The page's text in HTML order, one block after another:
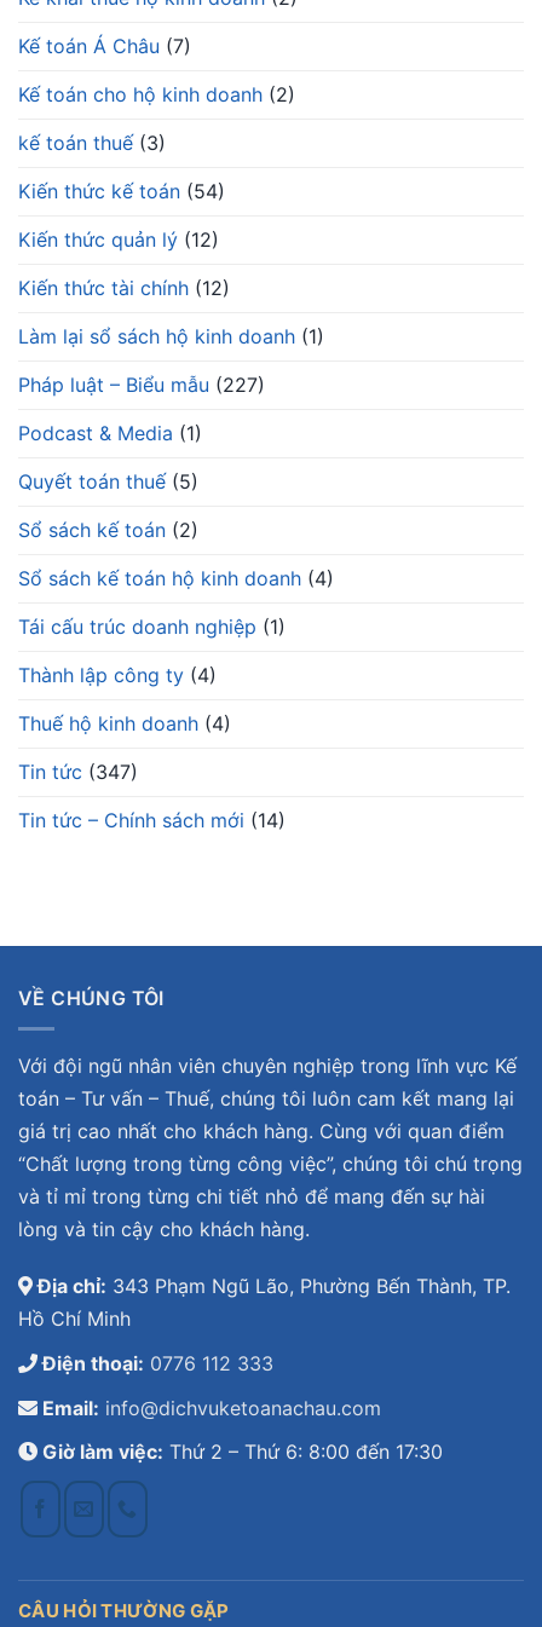
Kế toán Á Châu (7)
Kế toán cho hộ kinh doanh (2)
kế toán thuế(3)
Kiến thức kế toán (54)
Kiến thức quản lý (12)
Kiến thức tài chính (12)
Làm lại sổ sách hộ kinh doanh (1)
Pháp luật – Biểu mẫu (227)
Podcast & Media (1)
Quyết toán thuế(5)
Sổ sách kế toán (2)
Sổ sách kế toán hộ kinh doanh (4)
Tái cấu trúc doanh nghiệp (1)
Thành lập công ty (4)
Thuế hộ kinh doanh (4)
Tin tức (347)
Tin tức – Chính sách mới (14)
VỀ CHÚNG TÔI
Với đội ngũ nhân viên chuyên nghiệp trong lĩnh vực Kế
toán – Tư vấn – Thuế, chúng tôi luôn cam kết mang lại
giá trị cao nhất cho khách hàng. Cùng với quan điểm
“Chất lượng trong từng công việc”, chúng tôi chú trọng
và tỉ mỉ trong từng chi tiết nhỏ để mang đến sự hài
lòng và tin cậy cho khách hàng.
Địa chỉ: 343 Phạm Ngũ Lão, Phường Bến Thành, TP.
Hồ Chí Minh
Điện thoại: 0776 112 333
Email: info@dichvuketoanachau.com
Giờ làm việc: Thứ 2 – Thứ 6: 8:00 đến 17:30
CÂU HỎI THƯỜNG GẶP